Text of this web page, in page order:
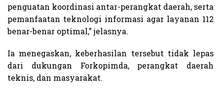
penguatan koordinasi antar-perangkat daerah, serta
pemanfaatan teknologi informasi agar layanan 112
benar-benar optimal,” jelasnya.
Ia menegaskan, keberhasilan tersebut tidak lepas
dari dukungan Forkopimda, perangkat daerah
teknis, dan masyarakat.